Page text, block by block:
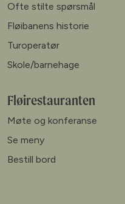
Ofte stilte spørsmål
Fløibanens historie
Turoperatør
Skole/barnehage
Fløirestauranten
Møte og konferanse
Se meny
Bestill bord